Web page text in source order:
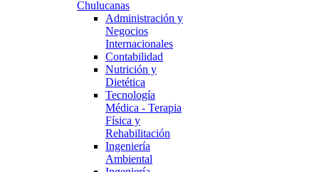
Chulucanas
Administración y
Negocios
Internacionales
Contabilidad
Nutrición y
Dietética
Tecnología
Médica - Terapia
Física y
Rehabilitación
Ingeniería
Ambiental